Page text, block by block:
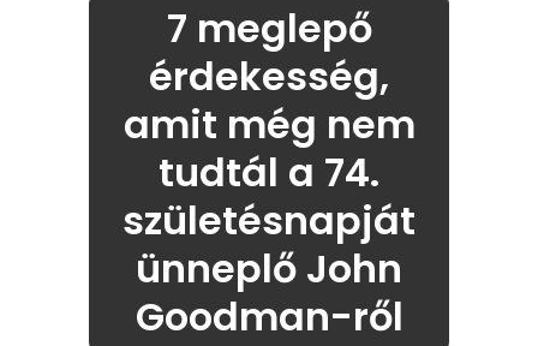
7 meglepő
érdekesség,
amit még nem
tudtál a 74.
születésnapját
ünneplő John
Goodman-ről